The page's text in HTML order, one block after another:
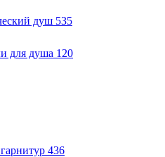
душ 535
для душа 120
436